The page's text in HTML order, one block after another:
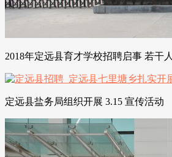
2018年定远县育才学校招聘启事 若干人
定远县盐务局组织开展 3.15 宣传活动